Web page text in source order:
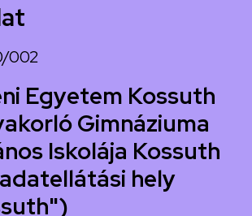
002
Egyetem Kossuth
Gimnáziuma
Iskolája Kossuth
hely